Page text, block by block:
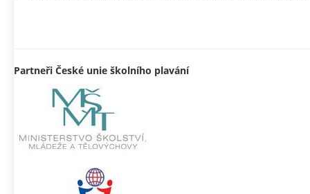
Partneři České unie školního plavání